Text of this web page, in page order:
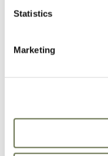
Statistics
Marketing
Une